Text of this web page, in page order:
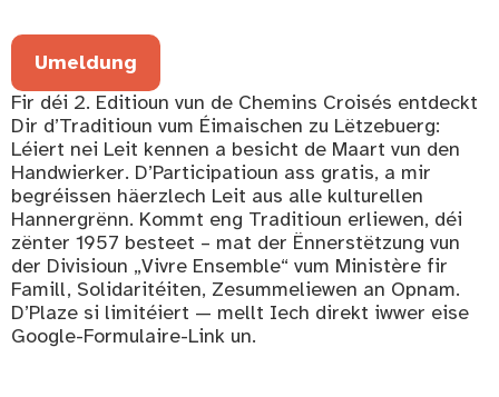
Umeldung
Fir déi 2. Editioun vun de Chemins Croisés entdeckt
Dir d’Traditioun vum Éimaischen zu Lëtzebuerg:
Léiert nei Leit kennen a besicht de Maart vun den
Handwierker. D’Participatioun ass gratis, a mir
begréissen häerzlech Leit aus alle kulturellen
Hannergrënn. Kommt eng Traditioun erliewen, déi
zënter 1957 besteet – mat der Ënnerstëtzung vun
der Divisioun „Vivre Ensemble“ vum Ministère fir
Famill, Solidaritéiten, Zesummeliewen an Opnam.
D’Plaze si limitéiert — mellt Iech direkt iwwer eise
Google-Formulaire-Link un.